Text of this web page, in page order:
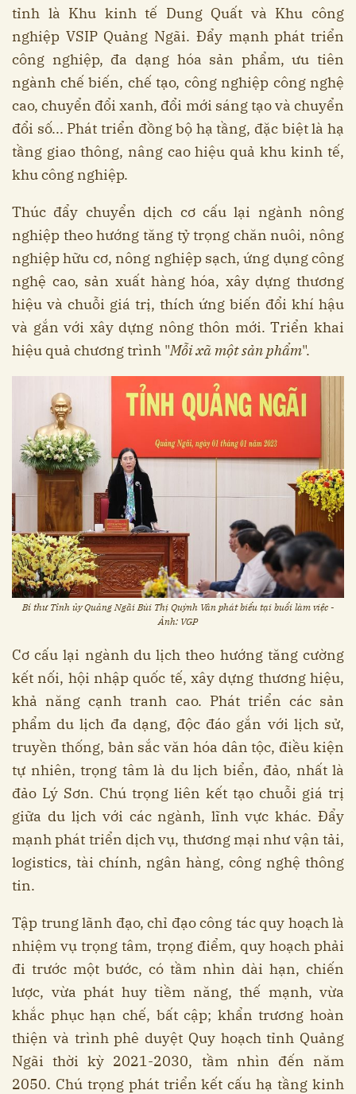
tỉnh là Khu kinh tế Dung Quất và Khu công
nghiệp VSIP Quảng Ngãi. Đẩy mạnh phát triển
công nghiệp, đa dạng hóa sản phẩm, ưu tiên
ngành chế biến, chế tạo, công nghiệp công nghệ
cao, chuyển đổi xanh, đổi mới sáng tạo và chuyển
đổi số... Phát triển đồng bộ hạ tầng, đặc biệt là hạ
tầng giao thông, nâng cao hiệu quả khu kinh tế,
khu công nghiệp.
Thúc đẩy chuyển dịch cơ cấu lại ngành nông
nghiệp theo hướng tăng tỷ trọng chăn nuôi, nông
nghiệp hữu cơ, nông nghiệp sạch, ứng dụng công
nghệ cao, sản xuất hàng hóa, xây dựng thương
hiệu và chuỗi giá trị, thích ứng biến đổi khí hậu
và gắn với xây dựng nông thôn mới. Triển khai
hiệu quả chương trình "Mỗi xã một sản phẩm".
Bí thư Tỉnh ủy Quảng Ngãi Bùi Thị Quỳnh Vân phát biểu tại buổi làm việc -
Ảnh: VGP
Cơ cấu lại ngành du lịch theo hướng tăng cường
kết nối, hội nhập quốc tế, xây dựng thương hiệu,
khả năng cạnh tranh cao. Phát triển các sản
phẩm du lịch đa dạng, độc đáo gắn với lịch sử,
truyền thống, bản sắc văn hóa dân tộc, điều kiện
tự nhiên, trọng tâm là du lịch biển, đảo, nhất là
đảo Lý Sơn. Chú trọng liên kết tạo chuỗi giá trị
giữa du lịch với các ngành, lĩnh vực khác. Đẩy
mạnh phát triển dịch vụ, thương mại như vận tải,
logistics, tài chính, ngân hàng, công nghệ thông
tin.
Tập trung lãnh đạo, chỉ đạo công tác quy hoạch là
nhiệm vụ trọng tâm, trọng điểm, quy hoạch phải
đi trước một bước, có tầm nhìn dài hạn, chiến
lược, vừa phát huy tiềm năng, thế mạnh, vừa
khắc phục hạn chế, bất cập; khẩn trương hoàn
thiện và trình phê duyệt Quy hoạch tỉnh Quảng
Ngãi thời kỳ 2021-2030, tầm nhìn đến năm
2050. Chú trọng phát triển kết cấu hạ tầng kinh